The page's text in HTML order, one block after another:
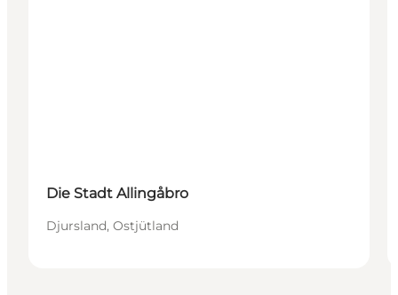
Die Stadt Allingåbro
Djursland, Ostjütland